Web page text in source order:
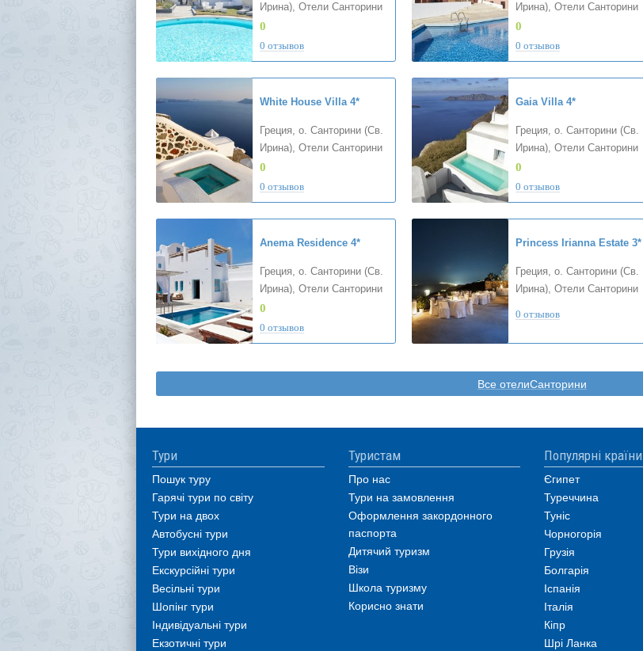
Ирина), Отели Санторини
0
0 отзывов
Ирина), Отели Санторини
0
0 отзывов
White House Villa 4*
Греция, о. Санторини (Св.
Ирина), Отели Санторини
0
0 отзывов
Gaia Villa 4*
Греция, о. Санторини (Св.
Ирина), Отели Санторини
0
0 отзывов
Anema Residence 4*
Греция, о. Санторини (Св.
Ирина), Отели Санторини
0
0 отзывов
Princess Irianna Estate 3*
Греция, о. Санторини (Св.
Ирина), Отели Санторини
0 отзывов
Все отелиСанторини
Тури
Пошук туру
Гарячі тури по світу
Тури на двох
Автобусні тури
Тури вихідного дня
Екскурсійні тури
Весільні тури
Шопінг тури
Індивідуальні тури
Екзотичні тури
Туристам
Про нас
Тури на замовлення
Оформлення закордонного
паспорта
Дитячий туризм
Візи
Школа туризму
Корисно знати
Популярні країни
Єгипет
Туреччина
Туніс
Чорногорія
Грузія
Болгарія
Іспанія
Італія
Кіпр
Шрі Ланка